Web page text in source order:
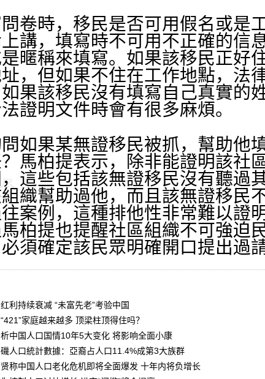
時，移民是否可用假名或是工
講，填寫時不可用不正確的信
暱稱來填寫。如果該移民正好
，但如果不住在工作地點，法
果該移民沒有填寫自己真實的
證明文件時會有很多麻煩。
果某無證移民被抓，幫助他
馬柏提表示，除非能證明該社
這些包括該無證移民沒有聽過
織幫助過他，而且該無證移民
案例，這種排他性非常難以證
柏提也提醒社區組織不可強迫
須確定該民眾明確開口提出過
利持续衰减 “未富先老”考验中国
家庭越来越多 顶梁柱顶得住吗？
中国人口国情10年5大变化 将影响全面小康
人口統計數據：亞裔占人口11.4%成第3大族群
称中国人口老化危机即将全面爆发 十年内将负增长